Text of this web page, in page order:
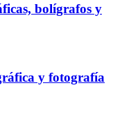
bolígrafos y
y fotografía